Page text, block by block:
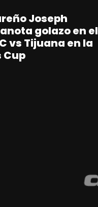
Joseph
golazo en el
vs Tijuana en la
Cup